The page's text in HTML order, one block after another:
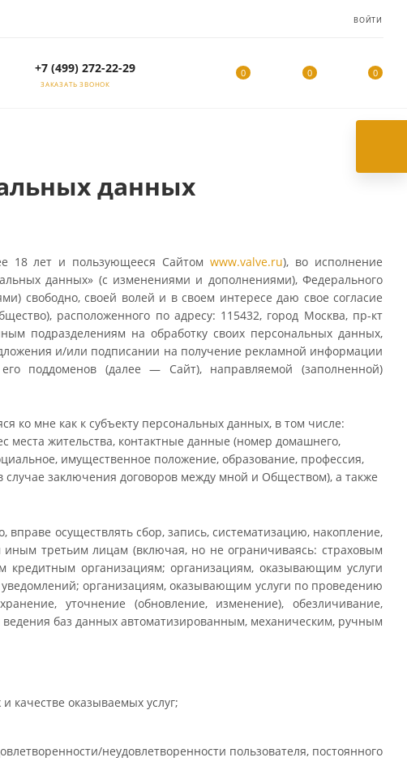
ВОЙТИ
+7 (499) 272-22-29
ЗАКАЗАТЬ ЗВОНОК
0 0 0
данных
18 лет и пользующееся Сайтомwww.valve.ru), во исполнение
данных» (с изменениями и дополнениями), Федерального
свободно, своей волей и в своем интересе даю свое согласие
расположенного по адресу: 115432, город Москва, пр-кт
подразделениям на обработку своих персональных данных,
и/или подписании на получение рекламной информации
поддоменов (далее — Сайт), направляемой (заполненной)
мне как к субъекту персональных данных, в том числе:
места жительства, контактные данные (номер домашнего,
имущественное положение, образование, профессия,
заключения договоров между мной и Обществом), а также
осуществлять сбор, запись, систематизацию, накопление,
третьим лицам (включая, но не ограничиваясь: страховым
кредитным организациям; организациям, оказывающим услуги
организациям, оказывающим услуги по проведению
уточнение (обновление, изменение), обезличивание,
баз данных автоматизированным, механическим, ручным
качестве оказываемых услуг;
неудовлетворенности пользователя, постоянного